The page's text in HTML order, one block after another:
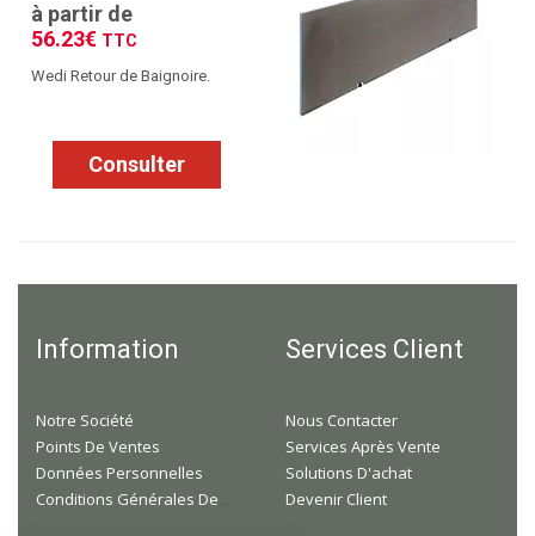
à partir de
56.23€ TTC
Wedi Retour de Baignoire.
Consulter
Information
Notre Société
Points De Ventes
Données Personnelles
Services Client
Nous Contacter
Services Après Vente
Solutions D'achat
Devenir Client